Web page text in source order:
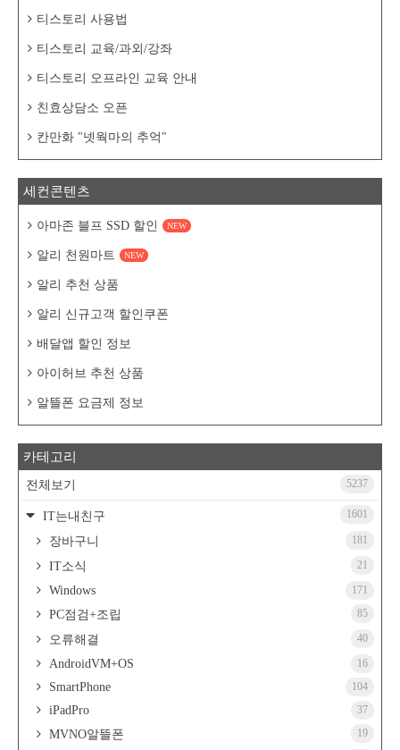
티스토리 사용법
티스토리 교육/과외/강좌
티스토리 오프라인 교육 안내
친효상담소 오픈
칸만화 "넷웍마의 추억"
세컨콘텐츠
아마존 블프 SSD 할인 NEW
알리 천원마트 NEW
알리 추천 상품
알리 신규고객 할인쿠폰
배달앱 할인 정보
아이허브 추천 상품
알뜰폰 요금제 정보
카테고리
전체보기 5237
IT는내친구 1601
장바구니 181
IT소식 21
Windows 171
PC점검+조립 85
오류해결 40
AndroidVM+OS 16
SmartPhone 104
iPadPro 37
MVNO알뜰폰 19